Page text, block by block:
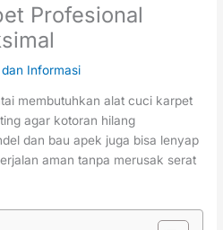
Profesional
Informasi
membutuhkan alat cuci karpet
agar kotoran hilang
dan bau apek juga bisa lenyap
aman tanpa merusak serat